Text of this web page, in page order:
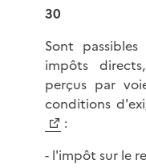
30
Sont
impôts
perçus par
conditions
:
- l'impôt sur le